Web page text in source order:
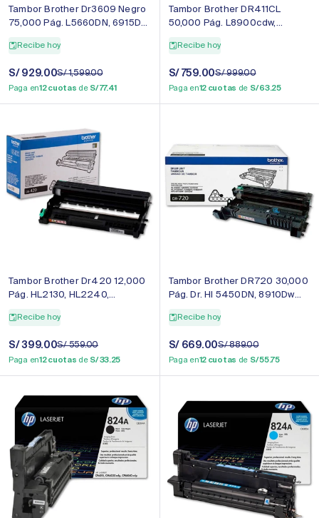
Tambor Brother Dr3609 Negro
75,000 Pág. L5660DN, 6915DW
Recibe hoy
Precio
de
venta
S/ 929.00
Precio
regular
S/ 1,599.00
Paga en12 cuotas de S/ 77.41
Tambor Brother DR411CL
50,000 Pág. L8900cdw,
Recibe hoy
Precio
de
venta
S/ 759.00
Precio
regular
S/ 999.00
Paga en12 cuotas de S/ 63.25
Tambor Brother Dr420 12,000
Pág. HL2130, HL2240,
Recibe hoy
Precio
de
venta
S/ 399.00
Precio
regular
S/ 559.00
Paga en12 cuotas de S/ 33.25
Tambor Brother DR720 30,000
Pág. Dr. Hl 5450DN, 8910Dw
Recibe hoy
Precio
de
venta
S/ 669.00
Precio
regular
S/ 889.00
Paga en12 cuotas de S/ 55.75